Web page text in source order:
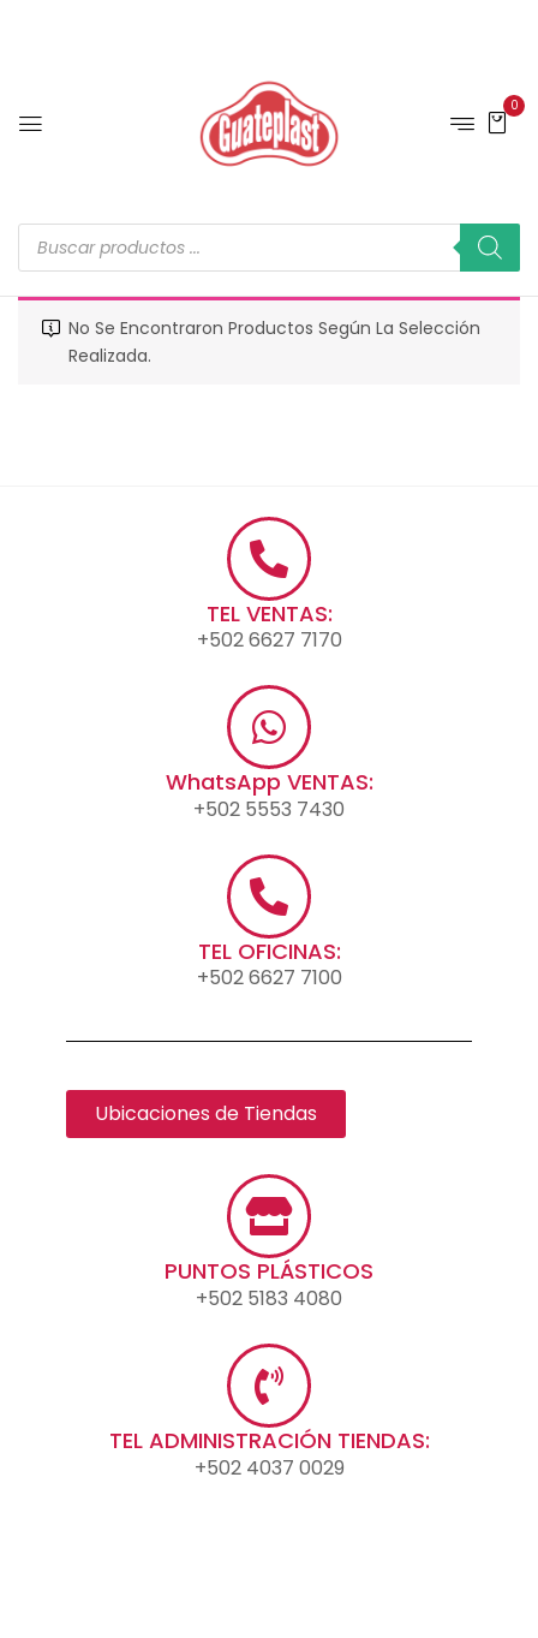
0
No Se Encontraron Productos Según La Selección
Realizada.
TEL VENTAS:
+502 6627 7170
WhatsApp VENTAS:
+502 5553 7430
TEL OFICINAS:
+502 6627 7100
Ubicaciones de Tiendas
PUNTOS PLÁSTICOS
+502 5183 4080
TEL ADMINISTRACIÓN TIENDAS:
+502 4037 0029